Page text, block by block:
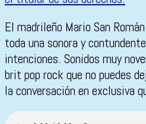
El madrileño Mario San
toda una sonora y
intenciones. Sonidos muy
brit pop rock que no puedes
la conversación en exclusiva